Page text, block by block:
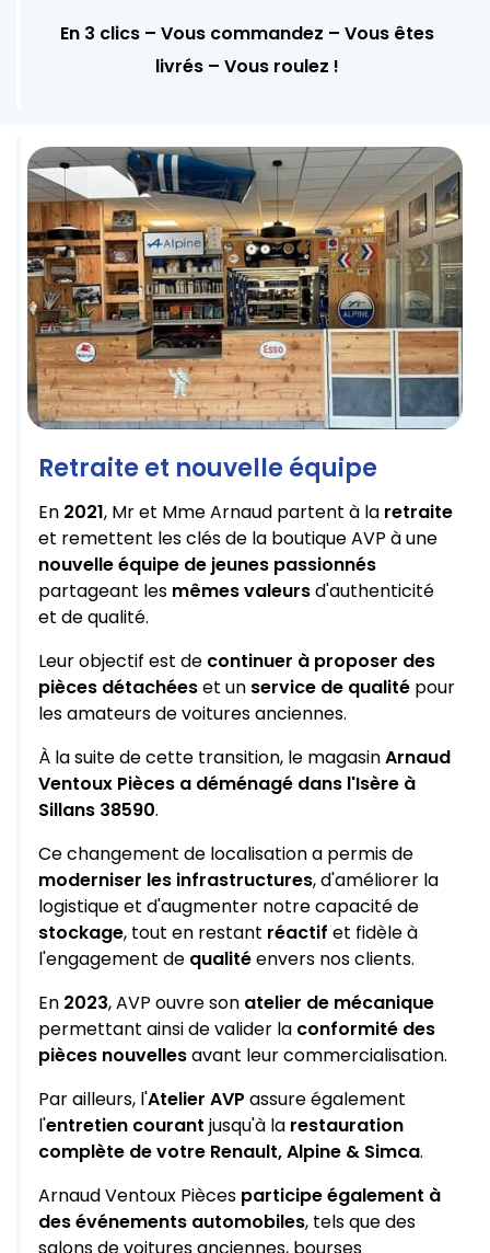
En 3 clics – Vous commandez – Vous êtes
livrés – Vous roulez !
Retraite et nouvelle équipe
En 2021, Mr et Mme Arnaud partent à la retraite
et remettent les clés de la boutique AVP à une
nouvelle équipe de jeunes passionnés
partageant les mêmes valeursd'authenticité
et de qualité.
Leur objectif est de continuer à proposer des
pièces détachéeset un service de qualité pour
les amateurs de voitures anciennes.
À la suite de cette transition, le magasinArnaud
Ventoux Pièces a déménagé dans l'Isère à
Sillans 38590.
Ce changement de localisation a permis de
moderniser les infrastructures, d'améliorer la
logistique et d'augmenter notre capacité de
stockage, tout en restant réactif et fidèle à
l'engagement de qualitéenvers nos clients.
En 2023, AVP ouvre son atelier de mécanique
permettant ainsi de valider la conformité des
pièces nouvellesavant leur commercialisation.
Par ailleurs, l'Atelier AVP assure également
l'entretien courant jusqu'à la restauration
complète de votre Renault, Alpine & Simca.
Arnaud Ventoux Pièces participe également à
des événements automobiles, tels que des
salons de voitures anciennes, bourses